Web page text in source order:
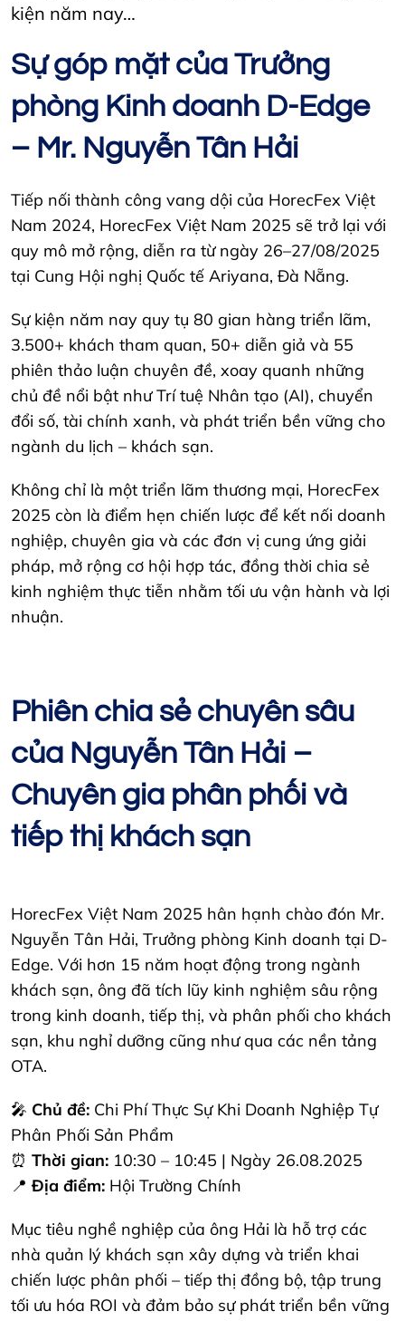
kiện năm nay…
Sự góp mặt của Trưởng
phòng Kinh doanh D-Edge
– Mr. Nguyễn Tân Hải
Tiếp nối thành công vang dội của HorecFex Việt
Nam 2024, HorecFex Việt Nam 2025 sẽ trở lại với
quy mô mở rộng, diễn ra từ ngày 26–27/08/2025
tại Cung Hội nghị Quốc tế Ariyana, Đà Nẵng.
Sự kiện năm nay quy tụ 80 gian hàng triển lãm,
3.500+ khách tham quan, 50+ diễn giả và 55
phiên thảo luận chuyên đề, xoay quanh những
chủ đề nổi bật như Trí tuệ Nhân tạo (AI), chuyển
đổi số, tài chính xanh, và phát triển bền vững cho
ngành du lịch – khách sạn.
Không chỉ là một triển lãm thương mại, HorecFex
2025 còn là điểm hẹn chiến lược để kết nối doanh
nghiệp, chuyên gia và các đơn vị cung ứng giải
pháp, mở rộng cơ hội hợp tác, đồng thời chia sẻ
kinh nghiệm thực tiễn nhằm tối ưu vận hành và lợi
nhuận.
Phiên chia sẻ chuyên sâu
của Nguyễn Tân Hải –
Chuyên gia phân phối và
tiếp thị khách sạn
HorecFex Việt Nam 2025 hân hạnh chào đón Mr.
Nguyễn Tân Hải, Trưởng phòng Kinh doanh tại D-
Edge. Với hơn 15 năm hoạt động trong ngành
khách sạn, ông đã tích lũy kinh nghiệm sâu rộng
trong kinh doanh, tiếp thị, và phân phối cho khách
sạn, khu nghỉ dưỡng cũng như qua các nền tảng
OTA.
🎤 Chủ đề: Chi Phí Thực Sự Khi Doanh Nghiệp Tự
Phân Phối Sản Phẩm
⏰ Thời gian: 10:30 – 10:45 | Ngày 26.08.2025
📍Địa điểm: Hội Trường Chính
Mục tiêu nghề nghiệp của ông Hải là hỗ trợ các
nhà quản lý khách sạn xây dựng và triển khai
chiến lược phân phối – tiếp thị đồng bộ, tập trung
tối ưu hóa ROI và đảm bảo sự phát triển bền vững